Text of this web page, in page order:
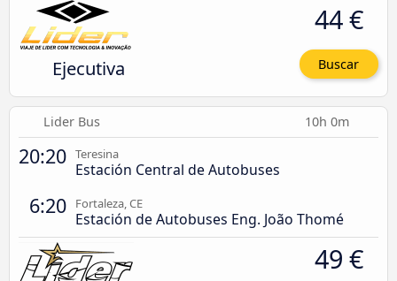
Ejecutiva
44 €
Buscar
Lider Bus 10h 0m
20:20 Teresina
Estación Central de Autobuses
6:20 Fortaleza, CE
Estación de Autobuses Eng. João Thomé
49 €